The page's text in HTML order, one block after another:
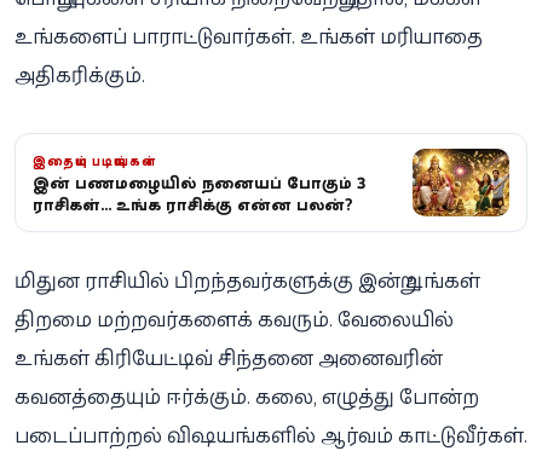
உங்களைப் பாராட்டுவார்கள். உங்கள் மரியாதை
அதிகரிக்கும்.
இதையும் படியுங்கள்
இன்று பணமழையில் நனையப் போகும் 3
ராசிகள்... உங்க ராசிக்கு என்ன பலன்?
மிதுன ராசியில் பிறந்தவர்களுக்கு இன்று உங்கள்
திறமை மற்றவர்களைக் கவரும். வேலையில்
உங்கள் கிரியேட்டிவ் சிந்தனை அனைவரின்
கவனத்தையும் ஈர்க்கும். கலை, எழுத்து போன்ற
படைப்பாற்றல் விஷயங்களில் ஆர்வம் காட்டுவீர்கள்.